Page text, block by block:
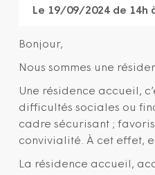
Le 19/09/2024 de 14h
Bonjour,
Nous sommes une
Une résidence accueil,
difficultés sociales ou
cadre sécurisant ;
convivialité. À cet effet,
La résidence accueil,